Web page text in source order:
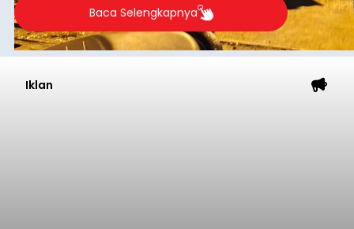
Baca Selengkapnya
Iklan